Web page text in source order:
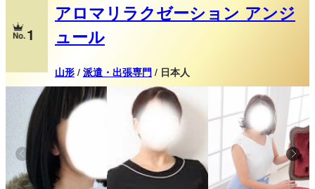
1
アロマリラクゼーション アンジ
ュール
山形 / 派遣・出張専門 / 日本人